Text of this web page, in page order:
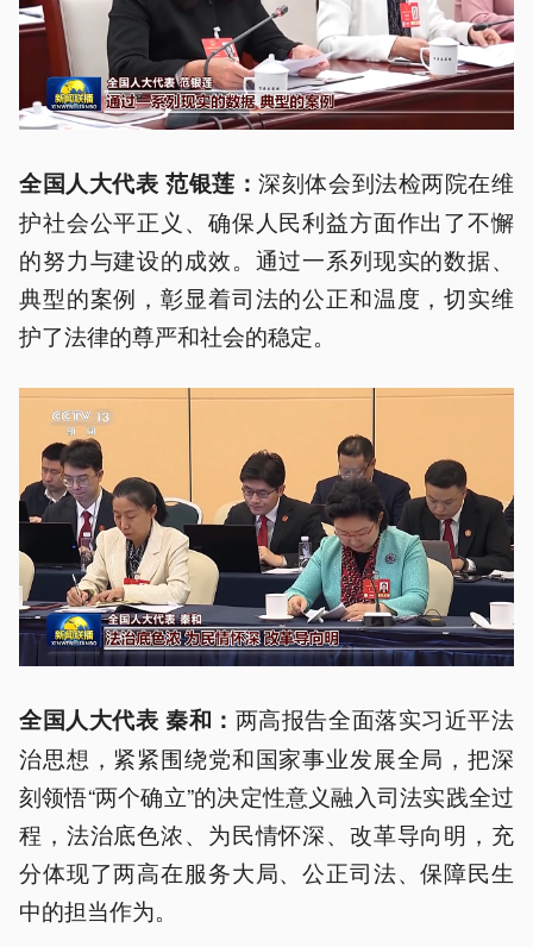
全国人大代表 范银莲：深刻体会到法检两院在维
护社会公平正义、确保人民利益方面作出了不懈
的努力与建设的成效。通过一系列现实的数据、
典型的案例，彰显着司法的公正和温度，切实维
护了法律的尊严和社会的稳定。
全国人大代表 秦和： 两高报告全面落实习近平法
治思想，紧紧围绕党和国家事业发展全局，把深
刻领悟“两个确立”的决定性意义融入司法实践全过
程，法治底色浓、为民情怀深、改革导向明，充
分体现了两高在服务大局、公正司法、保障民生
中的担当作为。